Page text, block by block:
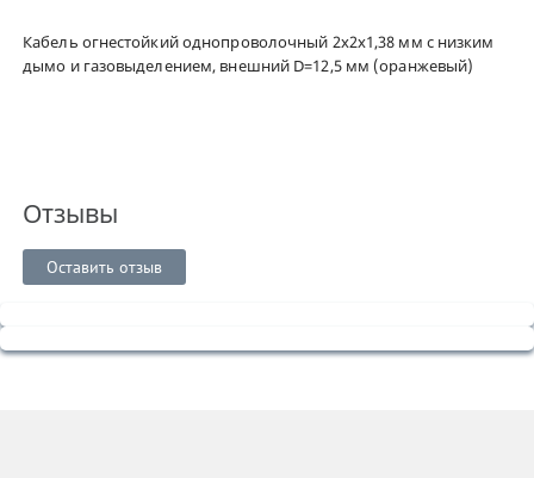
Кабель огнестойкий однопроволочный 2х2х1,38 мм с низким
дымо и газовыделением, внешний D=12,5 мм (оранжевый)
Отзывы
Оставить отзыв